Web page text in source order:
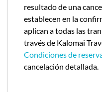
resultado de una
establecen en la
aplican a todas las
través de Kalomai
Condiciones de
cancelación detallada.